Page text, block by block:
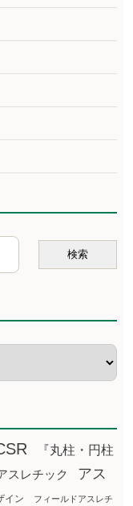
『丸柱・円柱
スレチック
アス
イン フィールドアスレチ